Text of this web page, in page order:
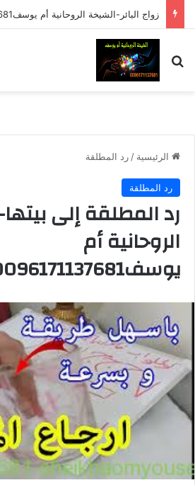
زواج البائر-الشيخة الروحانية أم يوسف0096171137681
بحث عن
الرئيسية / رد المطلقة
رد المطلقة
رد المطلقة إلى
الروحانية أم
يوسف0096171137681